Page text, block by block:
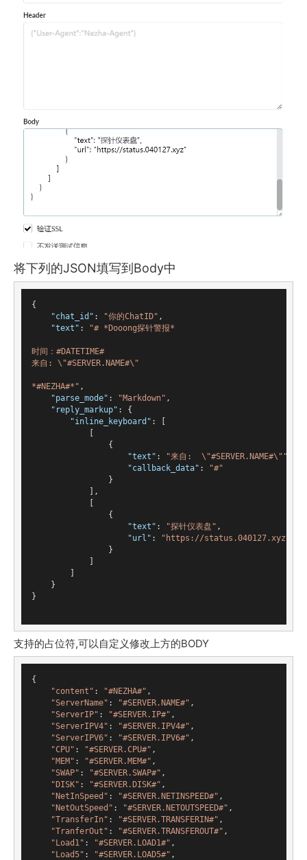
将下列的JSON填写到Body中
{
"chat_id" : "你的ChatID" ,
"text" : "# *Dooong探针警报*
时间：#DATETIME#
来自: \"#SERVER.NAME#\"
*#NEZHA#*" ,
"parse_mode" : "Markdown" ,
"reply_markup" : {
"inline_keyboard" : [
            [
                {
"text" : "来自:  \"#SERVER.NAME#\""
"callback_data" :
"#"
                }
            ],
            [
                {
"text" : "探针仪表盘" ,
"url" :
"https://status.040127.xyz"
                }
            ]
        ]
    }
}
支持的占位符,可以自定义修改上方的BODY
{
"content" : "#NEZHA#" ,
"ServerName" : "#SERVER.NAME#" ,
"ServerIP" : "#SERVER.IP#" ,
"ServerIPV4" : "#SERVER.IPV4#" ,
"ServerIPV6" : "#SERVER.IPV6#" ,
"CPU" : "#SERVER.CPU#" ,
"MEM" : "#SERVER.MEM#" ,
"SWAP" : "#SERVER.SWAP#" ,
"DISK" : "#SERVER.DISK#" ,
"NetInSpeed" : "#SERVER.NETINSPEED#" ,
"NetOutSpeed" : "#SERVER.NETOUTSPEED#" ,
"TransferIn" : "#SERVER.TRANSFERIN#" ,
"TranferOut" : "#SERVER.TRANSFEROUT#" ,
"Load1" : "#SERVER.LOAD1#" ,
"Load5" : "#SERVER.LOAD5#" ,